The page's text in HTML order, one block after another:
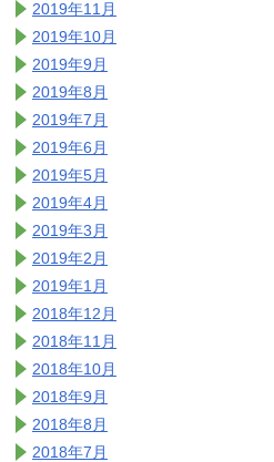
2019年11月
2019年10月
2019年9月
2019年8月
2019年7月
2019年6月
2019年5月
2019年4月
2019年3月
2019年2月
2019年1月
2018年12月
2018年11月
2018年10月
2018年9月
2018年8月
2018年7月